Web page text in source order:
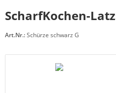
ScharfKochen-
Art.Nr.:Schürze schwarz G